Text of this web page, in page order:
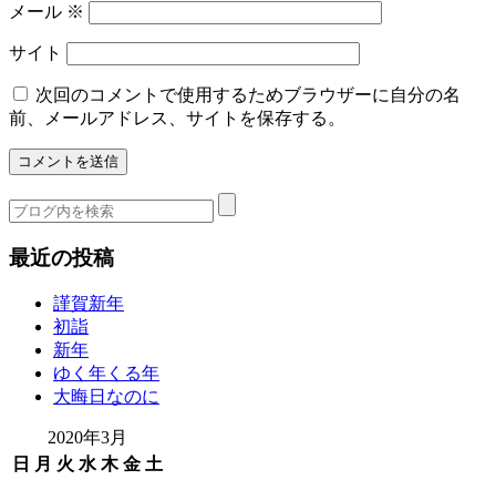
メール ※
サイト
次回のコメントで使用するためブラウザーに自分の名
前、メールアドレス、サイトを保存する。
最近の投稿
謹賀新年
初詣
新年
ゆく年くる年
大晦日なのに
2020年3月
日
月 火 水 木 金 土